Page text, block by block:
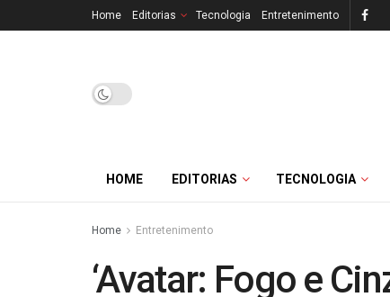
Home Editorias Tecnologia Entretenimento
HOME EDITORIAS TECNOLOGIA
Home Entretenimento
‘Avatar: Fogo e